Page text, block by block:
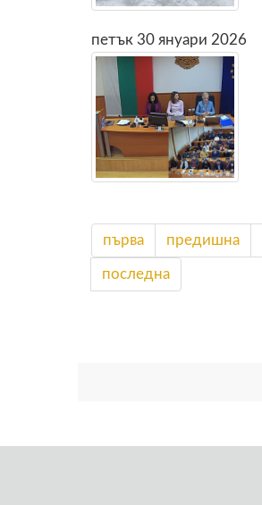
петък 30 януари 2026
първа предишна
последна